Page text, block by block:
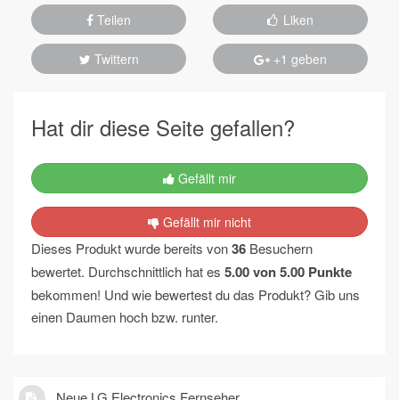
Teilen Liken
Twittern +1 geben
Hat dir diese Seite gefallen?
Gefällt mir
Gefällt mir nicht
Dieses Produkt wurde bereits von36 Besuchern
bewertet. Durchschnittlich hat es 5.00von5.00 Punkte
bekommen! Und wie bewertest du das Produkt? Gib uns
einen Daumen hoch bzw. runter.